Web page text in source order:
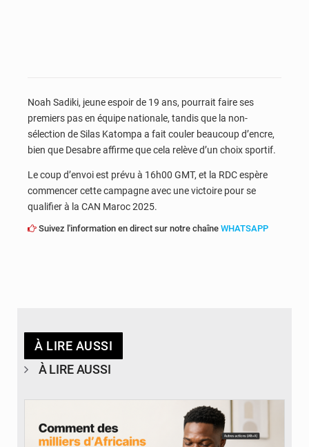
Noah Sadiki, jeune espoir de 19 ans, pourrait faire ses
premiers pas en équipe nationale, tandis que la non-
sélection de Silas Katompa a fait couler beaucoup d’encre,
bien que Desabre affirme que cela relève d’un choix sportif.
Le coup d’envoi est prévu à 16h00 GMT, et la RDC espère
commencer cette campagne avec une victoire pour se
qualifier à la CAN Maroc 2025.
Suivez l'information en direct sur notre chaîne WHATSAPP
À LIRE AUSSI
À LIRE AUSSI